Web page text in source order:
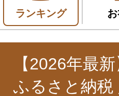
ランキング
【2026年最
ふるさと納税